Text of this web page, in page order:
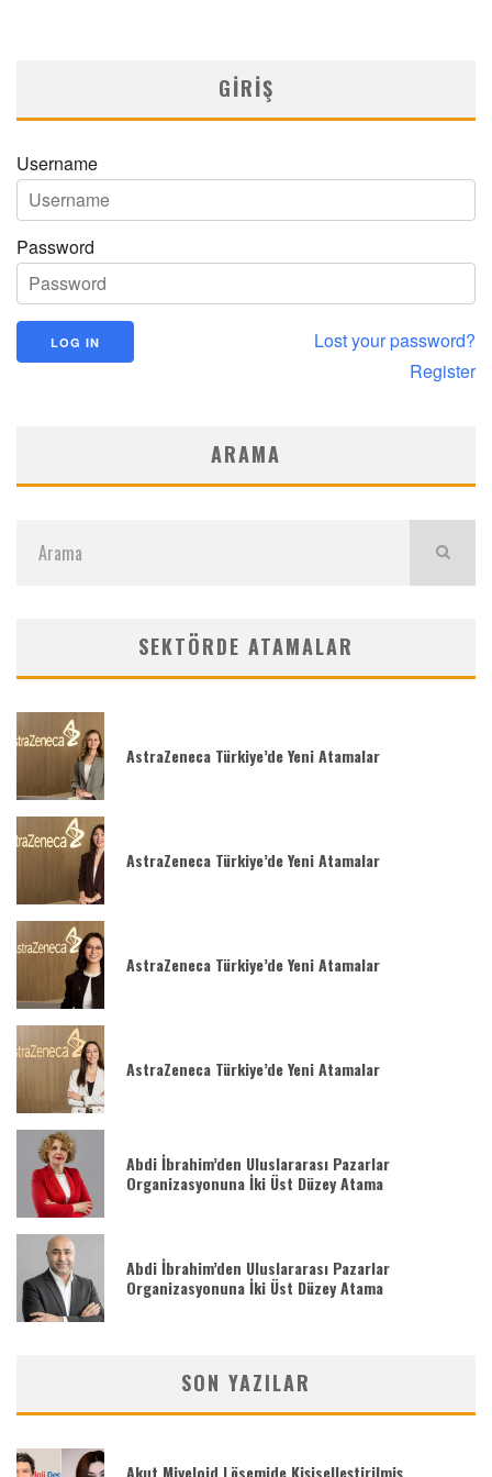
GIRIŞ
Username
Password
Lost your password?
Register
ARAMA
SEKTÖRDE ATAMALAR
AstraZeneca Türkiye’de Yeni Atamalar
AstraZeneca Türkiye’de Yeni Atamalar
AstraZeneca Türkiye’de Yeni Atamalar
AstraZeneca Türkiye’de Yeni Atamalar
Abdi İbrahim’den Uluslararası Pazarlar
Organizasyonuna İki Üst Düzey Atama
Abdi İbrahim’den Uluslararası Pazarlar
Organizasyonuna İki Üst Düzey Atama
SON YAZILAR
Akut Miyeloid Lösemide Kişiselleştirilmiş